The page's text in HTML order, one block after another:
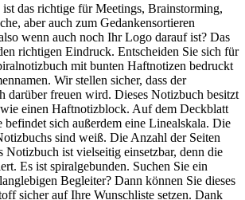
das richtige für Meetings, Brainstorming,
aber auch zum Gedankensortieren
wenn auch noch Ihr Logo darauf ist? Das
richtigen Eindruck. Entscheiden Sie sich für
mit bunten Haftnotizen bedruckt
Wir stellen sicher, dass der
darüber freuen wird. Dieses Notizbuch besitzt
einen Haftnotizblock. Auf dem Deckblatt
befindet sich außerdem eine Linealskala. Die
sind weiß. Die Anzahl der Seiten
Notizbuch ist vielseitig einsetzbar, denn die
Es ist spiralgebunden. Suchen Sie ein
Begleiter? Dann können Sie dieses
sicher auf Ihre Wunschliste setzen. Dank